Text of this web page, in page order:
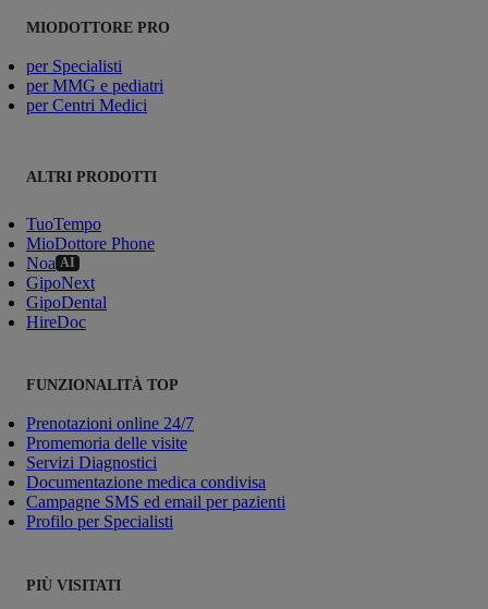
MIODOTTORE PRO
per Specialisti
per MMG e pediatri
per Centri Medici
ALTRI PRODOTTI
TuoTempo
MioDottore Phone
Noa AI
GipoNext
GipoDental
HireDoc
FUNZIONALITÀ TOP
Prenotazioni online 24/7
Promemoria delle visite
Servizi Diagnostici
Documentazione medica condivisa
Campagne SMS ed email per pazienti
Profilo per Specialisti
PIÙ VISITATI